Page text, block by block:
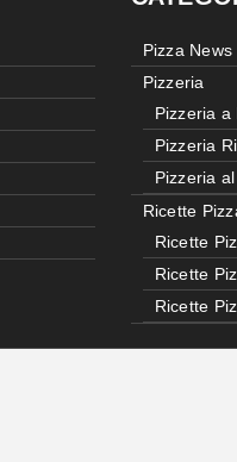
Pizza News
Pizzeria
Pizzeria a
Pizzeria
Pizzeria
Ricette
Ricette
Ricette
Ricette